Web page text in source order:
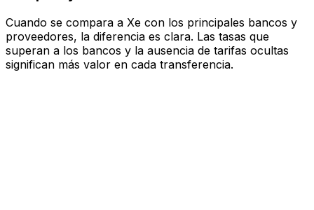
Cuando se compara a Xe con los principales bancos y
proveedores, la diferencia es clara. Las tasas que
superan a los bancos y la ausencia de tarifas ocultas
significan más valor en cada transferencia.